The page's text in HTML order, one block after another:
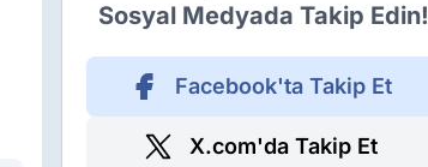
Sosyal Medyada Takip Edin!
Facebook'ta Takip Et
X.com'da Takip Et